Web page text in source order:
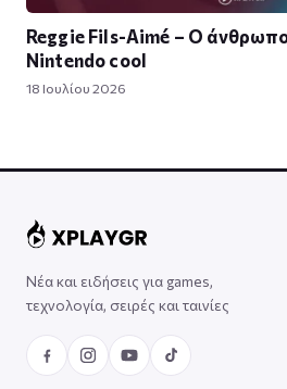
Reggie Fils-Aimé – Ο
Nintendo cool
18 Ιουλίου 2026
Νέα και ειδήσεις για games,
τεχνολογία, σειρές και ταινίες